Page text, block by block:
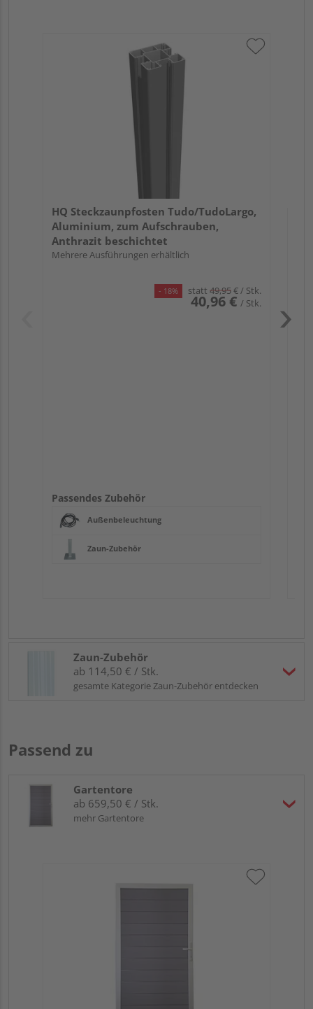
HQ Steckzaunpfosten Tudo/TudoLargo,
Aluminium, zum Aufschrauben,
Anthrazit beschichtet
Mehrere Ausführungen erhältlich
- 18% statt 49,95€/ Stk.
40,96 € / Stk.
Passendes Zubehör
Außenbeleuchtung
Zaun-Zubehör
Zaun-Zubehör
ab 114,50 € / Stk.
gesamte Kategorie Zaun-Zubehör entdecken
Passend zu
Gartentore
ab 659,50 € / Stk.
mehr Gartentore